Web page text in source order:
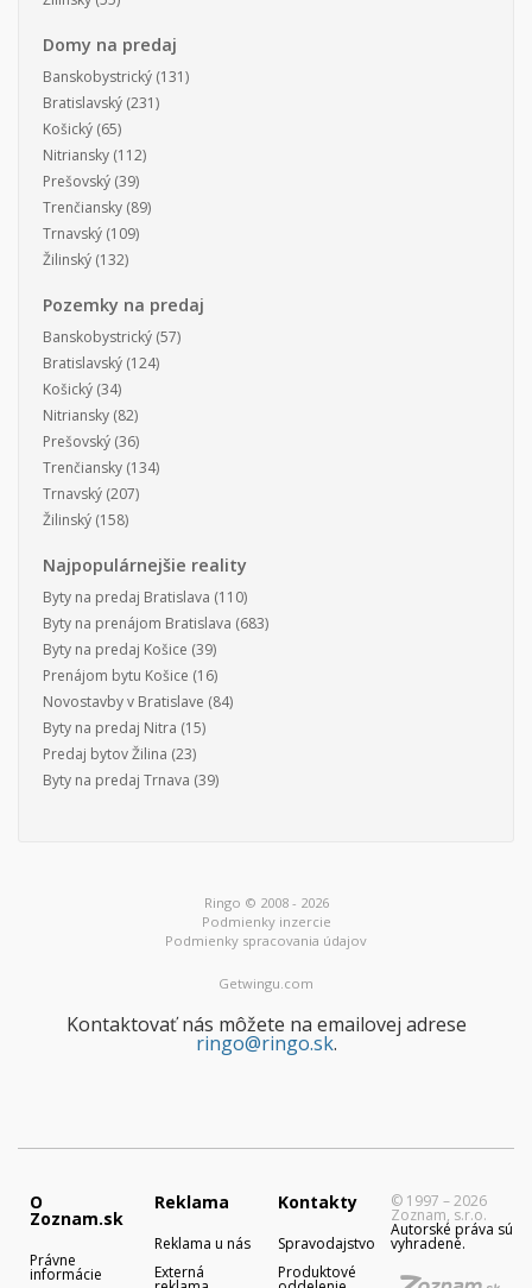
Domy na predaj
Banskobystrický (131)
Bratislavský (231)
Košický (65)
Nitriansky (112)
Prešovský (39)
Trenčiansky (89)
Trnavský (109)
Žilinský (132)
Pozemky na predaj
Banskobystrický (57)
Bratislavský (124)
Košický (34)
Nitriansky (82)
Prešovský (36)
Trenčiansky (134)
Trnavský (207)
Žilinský (158)
Najpopulárnejšie reality
Byty na predaj Bratislava (110)
Byty na prenájom Bratislava (683)
Byty na predaj Košice (39)
Prenájom bytu Košice (16)
Novostavby v Bratislave (84)
Byty na predaj Nitra (15)
Predaj bytov Žilina (23)
Byty na predaj Trnava (39)
Ringo © 2008 - 2026
Podmienky inzercie
Podmienky spracovania údajov
Getwingu.com
Kontaktovať nás môžete na emailovej adrese
ringo@ringo.sk.
O
Zoznam.sk
Právne
informácie
Reklama
Reklama u nás
Externá
Kontakty
Spravodajstvo
Produktové
© 1997 – 2026
Zoznam, s.r.o.
Autorské práva sú
vyhradené.